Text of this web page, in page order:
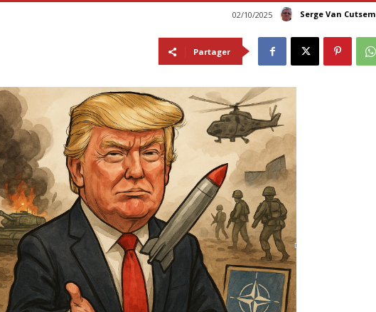
Serge Van Cutsem
02/10/2025
Partager